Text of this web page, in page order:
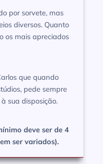
por sorvete, mas
diversos. Quanto
os mais apreciados
que quando
pede sempre
sua disposição.
deve ser de 4
ser variados).